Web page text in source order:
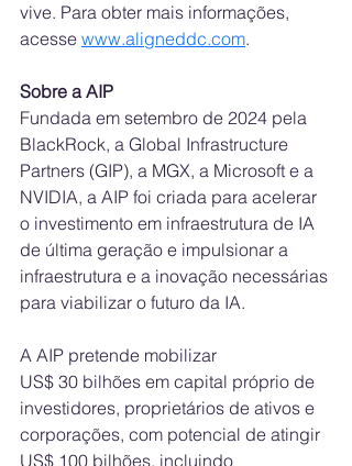
vive. Para obter mais informações,
acesse www.aligneddc.com.
Sobre a AIP
Fundada em setembro de 2024 pela
BlackRock, a Global Infrastructure
Partners (GIP), a MGX, a Microsoft e a
NVIDIA, a AIP foi criada para acelerar
o investimento em infraestrutura de IA
de última geração e impulsionar a
infraestrutura e a inovação necessárias
para viabilizar o futuro da IA.
A AIP pretende mobilizar
US$ 30 bilhões em capital próprio de
investidores, proprietários de ativos e
corporações, com potencial de atingir
US$ 100 bilhões, incluindo